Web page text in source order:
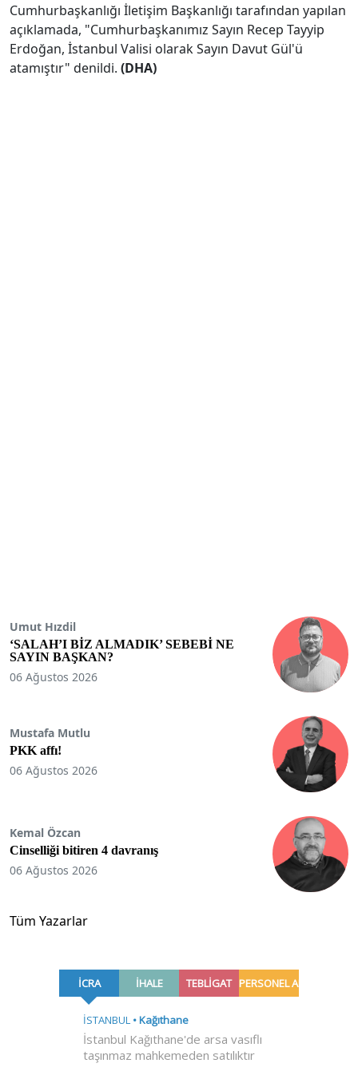
Cumhurbaşkanlığı İletişim Başkanlığı tarafından yapılan
açıklamada, "Cumhurbaşkanımız Sayın Recep Tayyip
Erdoğan, İstanbul Valisi olarak Sayın Davut Gül'ü
atamıştır" denildi. (DHA)
Umut Hızdil
‘SALAH’I BİZ ALMADIK’ SEBEBİ NE
SAYIN BAŞKAN?
06 Ağustos 2026
Mustafa Mutlu
PKK affı!
06 Ağustos 2026
Kemal Özcan
Cinselliği bitiren 4 davranış
06 Ağustos 2026
Tüm Yazarlar